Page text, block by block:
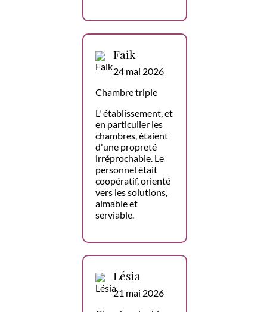
Faik
24 mai 2026
Chambre triple
L' établissement, et
en particulier les
chambres, étaient
d'une propreté
irréprochable. Le
personnel était
coopératif, orienté
vers les solutions,
aimable et
serviable.
Lésia
21 mai 2026